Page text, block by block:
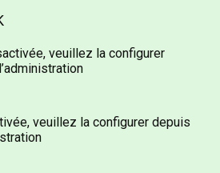
veuillez la configurer
veuillez la configurer depuis